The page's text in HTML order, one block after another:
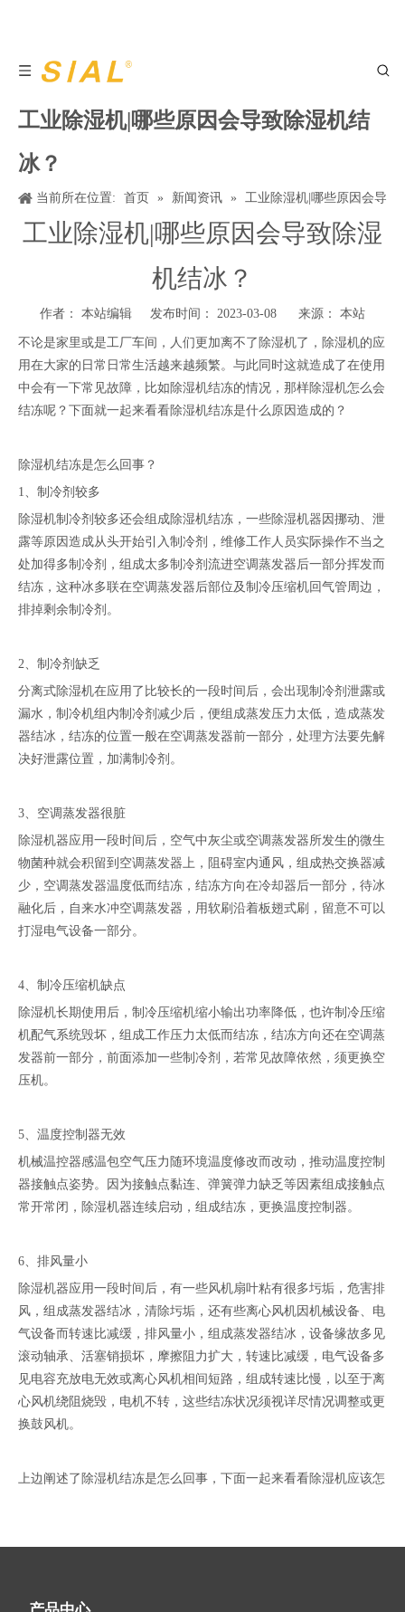
工业除湿机|哪些原因会导致除湿机结
冰？
当前所在位置: 首页 » 新闻资讯 »
工业除湿机|哪些原因会导
致除湿机结冰？
工业除湿机|哪些原因会导致除湿
机结冰？
作者： 本站编辑 发布时间： 2023-03-08 来源： 本站
不论是家里或是工厂车间，人们更加离不了除湿机了，除湿机的应
用在大家的日常日常生活越来越频繁。与此同时这就造成了在使用
中会有一下常见故障，比如除湿机结冻的情况，那样除湿机怎么会
结冻呢？下面就一起来看看除湿机结冻是什么原因造成的？
除湿机结冻是怎么回事？
1、制冷剂较多
除湿机制冷剂较多还会组成除湿机结冻，一些除湿机器因挪动、泄
露等原因造成从头开始引入制冷剂，维修工作人员实际操作不当之
处加得多制冷剂，组成太多制冷剂流进空调蒸发器后一部分挥发而
结冻，这种冰多联在空调蒸发器后部位及制冷压缩机回气管周边，
排掉剩余制冷剂。
2、制冷剂缺乏
分离式除湿机在应用了比较长的一段时间后，会出现制冷剂泄露或
漏水，制冷机组内制冷剂减少后，便组成蒸发压力太低，造成蒸发
器结冰，结冻的位置一般在空调蒸发器前一部分，处理方法要先解
决好泄露位置，加满制冷剂。
3、空调蒸发器很脏
除湿机器应用一段时间后，空气中灰尘或空调蒸发器所发生的微生
物菌种就会积留到空调蒸发器上，阻碍室内通风，组成热交换器减
少，空调蒸发器温度低而结冻，结冻方向在冷却器后一部分，待冰
融化后，自来水冲空调蒸发器，用软刷沿着板翅式刷，留意不可以
打湿电气设备一部分。
4、制冷压缩机缺点
除湿机长期使用后，制冷压缩机缩小输出功率降低，也许制冷压缩
机配气系统毁坏，组成工作压力太低而结冻，结冻方向还在空调蒸
发器前一部分，前面添加一些制冷剂，若常见故障依然，须更换空
压机。
5、温度控制器无效
机械温控器感温包空气压力随环境温度修改而改动，推动温度控制
器接触点姿势。因为接触点黏连、弹簧弹力缺乏等因素组成接触点
常开常闭，除湿机器连续启动，组成结冻，更换温度控制器。
6、排风量小
除湿机器应用一段时间后，有一些风机扇叶粘有很多圬垢，危害排
风，组成蒸发器结冰，清除圬垢，还有些离心风机因机械设备、电
气设备而转速比减缓，排风量小，组成蒸发器结冰，设备缘故多见
滚动轴承、活塞销损坏，摩擦阻力扩大，转速比减缓，电气设备多
见电容充放电无效或离心风机相间短路，组成转速比慢，以至于离
心风机绕阻烧毁，电机不转，这些结冻状况须视详尽情况调整或更
换鼓风机。
上边阐述了除湿机结冻是怎么回事，下面一起来看看除湿机应该怎
动的现象。
2、查验电源线插头、电源插座有没有走电情况，能够避免出现意